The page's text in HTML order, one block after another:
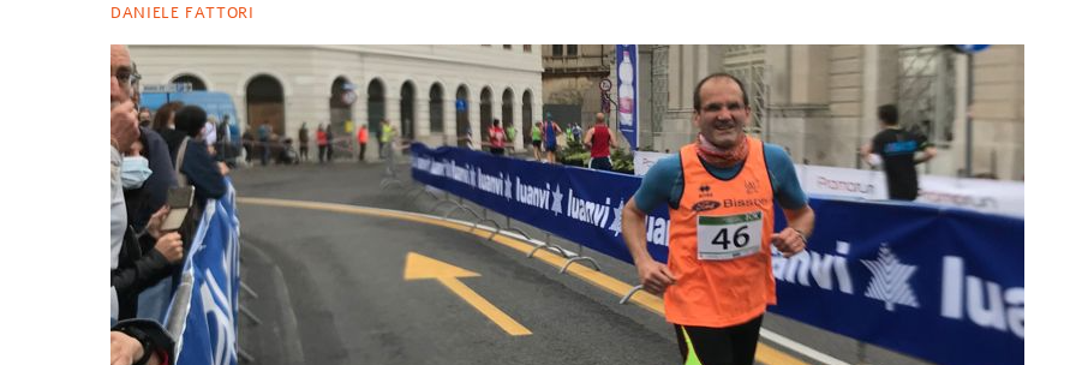
DANIELE FATTORI